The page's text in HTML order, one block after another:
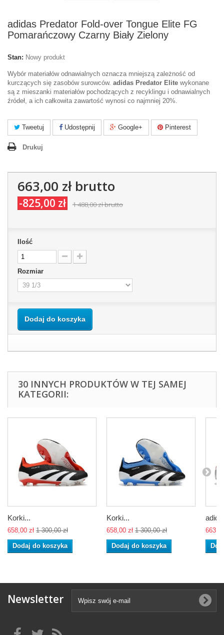
adidas Predator Fold-over Tongue Elite FG
Pomarańczowy Czarny Biały Zielony
Stan: Nowy produkt
Wybór materiałów odnawialnych oznacza mniejszą zależność od
kurczących się zasobów surowców. adidas Predator Elite wykonane
są z mieszanki materiałów pochodzących z recyklingu i odnawialnych
źródeł, a ich całkowita zawartość wynosi co najmniej 20%.
Tweetuj Udostępnij Google+ Pinterest
Drukuj
663,00 złbrutto
-825,00 zł 1 488,00 złbrutto
Ilość
Rozmiar
Dodaj do koszyka
30 INNYCH PRODUKTÓW W TEJ SAMEJ
KATEGORII:
Korki...
658,00 zł 1 300,00 zł
Dodaj do koszyka
Korki...
658,00 zł 1 300,00 zł
Dodaj do koszyka
Newsletter